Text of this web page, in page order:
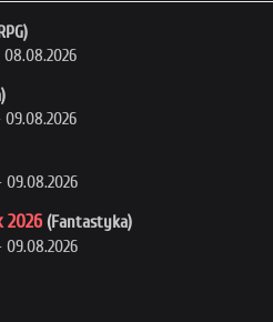
08.08.2026
09.08.2026
09.08.2026
2026 (Fantastyka)
09.08.2026